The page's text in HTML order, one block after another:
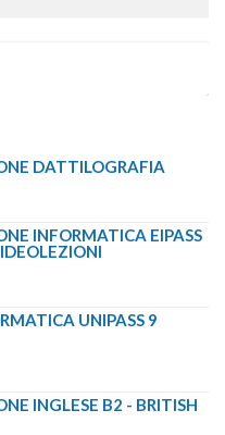
DATTILOGRAFIA
INFORMATICA EIPASS
UNIPASS 9
INGLESE B2 - BRITISH